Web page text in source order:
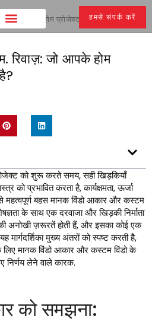
हमसे संपर्क करें
जो आपके होम प्रोजेक्ट के लिए बेहतर है?
रिवाज़: जो आपके होम
को शुरू करते समय, सही खिड़कियाँ
को प्रभावित करता है, कार्यक्षमता, ऊर्जा
महत्वपूर्ण बहस मानक विंडो आकार और कस्टम
के साथ एक दरवाजा और खिड़की निर्माता
अनोखी ज़रूरतें होती हैं, और इसका कोई एक
मुख्य अंतरों को स्पष्ट करती है,
मानक विंडो आकार और कस्टम विंडो के
लेने वाले कारक.
को समझना: